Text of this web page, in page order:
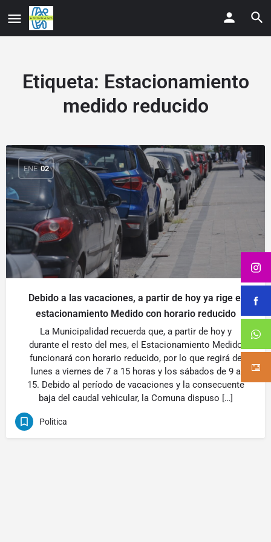
Etiqueta: Estacionamiento
medido reducido
ENE 02
Debido a las vacaciones, a partir de hoy ya rige el
estacionamiento Medido con horario reducido
La Municipalidad recuerda que, a partir de hoy y
durante el resto del mes, el Estacionamiento Medido
funcionará con horario reducido, por lo que regirá de
lunes a viernes de 7 a 15 horas y los sábados de 9 a
15. Debido al período de vacaciones y la consecuente
baja del caudal vehicular, la Comuna dispuso […]
Politica